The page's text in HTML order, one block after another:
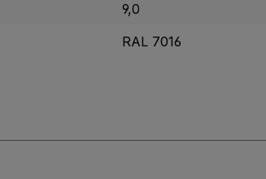
9,0
RAL 7016